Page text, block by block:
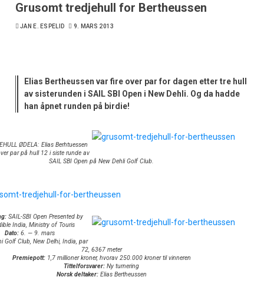
Grusomt tredjehull for Bertheussen
JAN E. ESPELID 9. MARS 2013
Elias Bertheussen var fire over par for dagen etter tre hull
av sisterunden i SAIL SBI Open i New Dehli. Og da hadde
han åpnet runden på birdie!
ØDELA: Elias Berhtuessen
par på hull 12 i siste runde av
SAIL SBI Open på New Dehli Golf Club.
SAIL-SBI Open Presented by
India, Ministry of Touris
Dato: 6. — 9. mars
Golf Club, New Delhi, India, par
72, 6367 meter
Premiepott:1,7 millioner kroner, hvorav 250.000 kroner til vinneren
Tittelforsvarer: Ny turnering
Norsk deltaker:Elias Bertheussen